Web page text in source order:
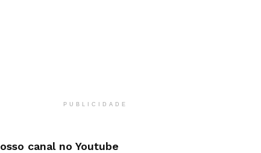
PUBLICIDADE
canal no Youtube